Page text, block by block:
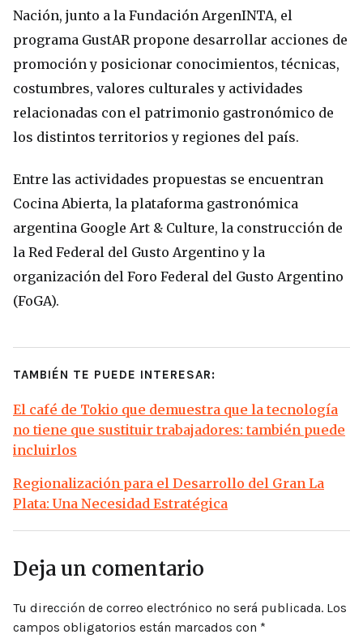
Nación, junto a la Fundación ArgenINTA, el
programa GustAR propone desarrollar acciones de
promoción y posicionar conocimientos, técnicas,
costumbres, valores culturales y actividades
relacionadas con el patrimonio gastronómico de
los distintos territorios y regiones del país.
Entre las actividades propuestas se encuentran
Cocina Abierta, la plataforma gastronómica
argentina Google Art & Culture, la construcción de
la Red Federal del Gusto Argentino y la
organización del Foro Federal del Gusto Argentino
(FoGA).
TAMBIÉN TE PUEDE INTERESAR:
El café de Tokio que demuestra que la tecnología
no tiene que sustituir trabajadores: también puede
incluirlos
Regionalización para el Desarrollo del Gran La
Plata: Una Necesidad Estratégica
Deja un comentario
Tu dirección de correo electrónico no será publicada. Los
campos obligatorios están marcados con *